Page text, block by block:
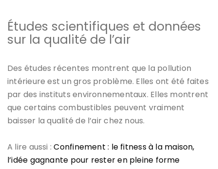
Études scientifiques et données
sur la qualité de l’air
Des études récentes montrent que la pollution
intérieure est un gros problème. Elles ont été faites
par des instituts environnementaux. Elles montrent
que certains combustibles peuvent vraiment
baisser la qualité de l’air chez nous.
A lire aussi :Confinement : le fitness à la maison,
l’idée gagnante pour rester en pleine forme